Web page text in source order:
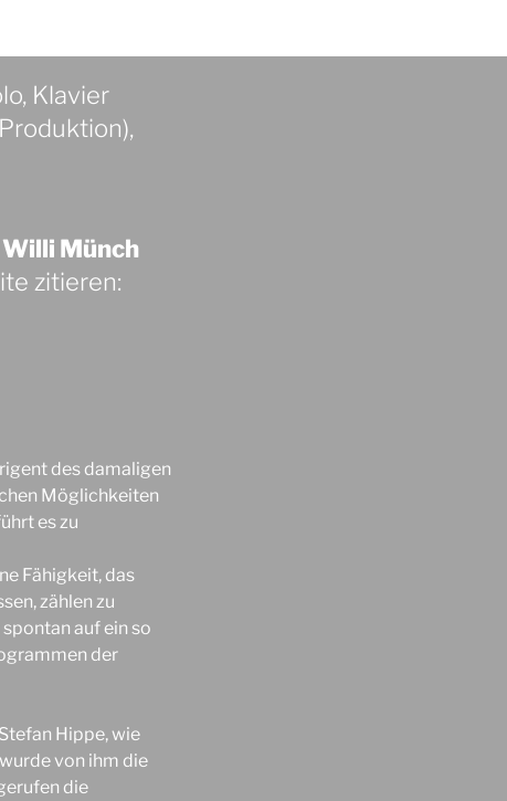
Klavier
Münch
zitieren:
des damaligen
Möglichkeiten
es zu
Fähigkeit, das
zählen zu
auf ein so
der
Hippe, wie
von ihm die
die